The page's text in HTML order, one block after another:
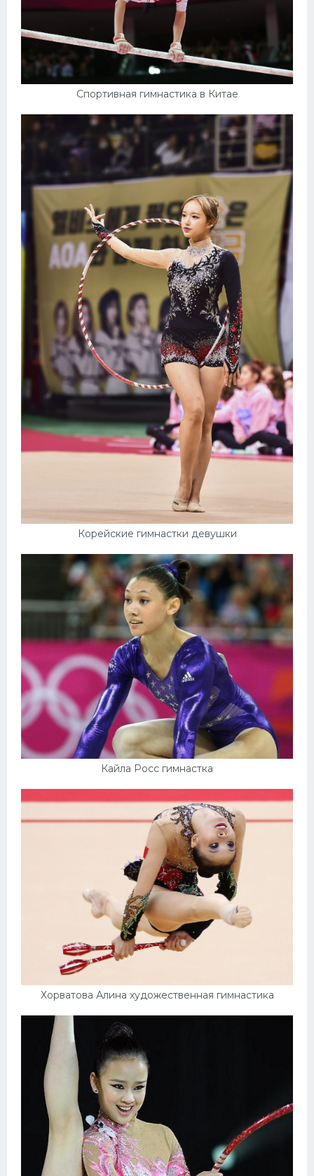
Спортивная гимнастика в Китае
Корейские гимнастки девушки
Кайла Росс гимнастка
Хорватова Алина художественная гимнастика